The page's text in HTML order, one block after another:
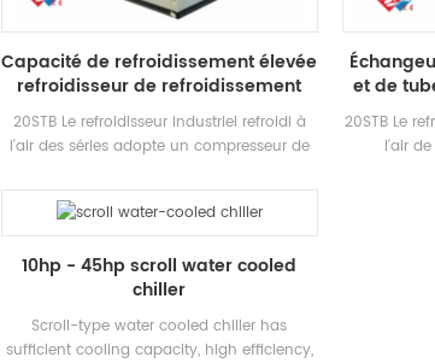
Capacité de refroidissement élevée
refroidisseur de refroidissement
industriel refroidi à air
20STB Le refroidisseur industriel refroidi à
l'air des séries adopte un compresseur de
développé Haute-efficacité Échangeur de
chaleur de coque et de tube, utilisant R22,
R407C Réfrigérant, Efficacité énergétique
Grade jusqu'à 2 niveaux
et de
20STB Le
l'air
10hp - 45hp scroll water cooled
chiller
Scroll-type water cooled chiller has
sufficient cooling capacity, high efficiency,